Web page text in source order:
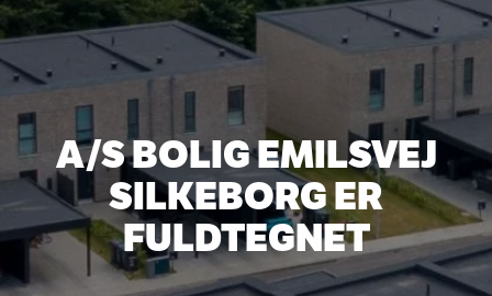
A/S BOLIG EMILSVEJ
SILKEBORG ER
FULDTEGNET